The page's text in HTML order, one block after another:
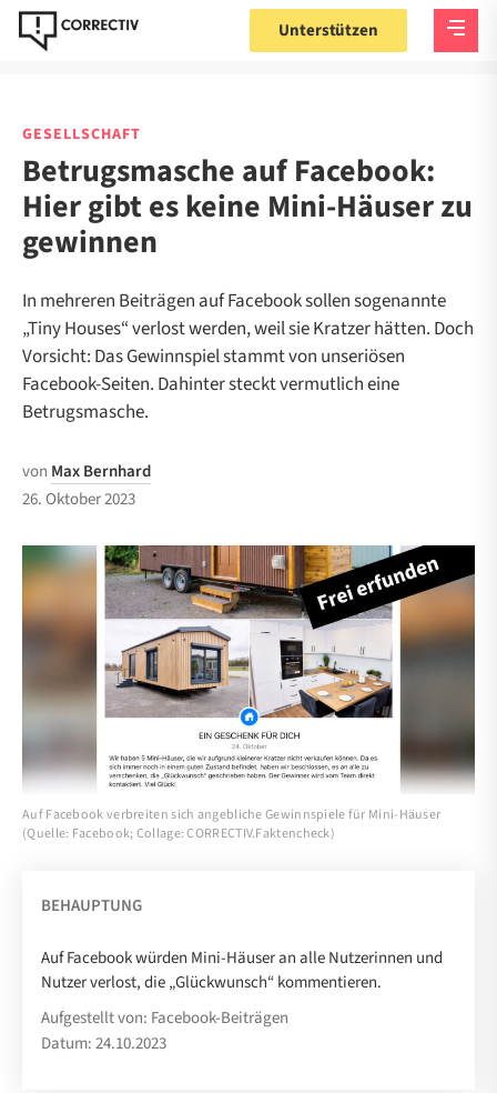
Unterstützen
GESELLSCHAFT
Betrugsmasche auf Facebook:
Hier gibt es keine Mini-Häuser zu
gewinnen
In mehreren Beiträgen auf Facebook sollen sogenannte
„Tiny Houses“ verlost werden, weil sie Kratzer hätten. Doch
Vorsicht: Das Gewinnspiel stammt von unseriösen
Facebook-Seiten. Dahinter steckt vermutlich eine
Betrugsmasche.
von Max Bernhard
26. Oktober 2023
Auf Facebook verbreiten sich angebliche Gewinnspiele für Mini-Häuser
(Quelle: Facebook; Collage: CORRECTIV.Faktencheck)
BEHAUPTUNG
Auf Facebook würden Mini-Häuser an alle Nutzerinnen und
Nutzer verlost, die „Glückwunsch“ kommentieren.
Aufgestellt von: Facebook-Beiträgen
Datum: 24.10.2023